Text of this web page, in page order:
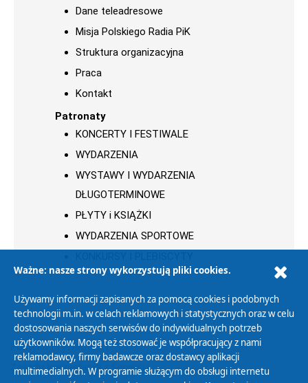
Dane teleadresowe
Misja Polskiego Radia PiK
Struktura organizacyjna
Praca
Kontakt
Patronaty
KONCERTY I FESTIWALE
WYDARZENIA
WYSTAWY I WYDARZENIA
DŁUGOTERMINOWE
PŁYTY i KSIĄŻKI
WYDARZENIA SPORTOWE
Polityka Prywatności
Zasady korzystania z Serwisu
Ważne: nasze strony wykorzystują pliki cookies.
Używamy informacji zapisanych za pomocą cookies i podobnych
technologii m.in. w celach reklamowych i statystycznych oraz w celu
dostosowania naszych serwisów do indywidualnych potrzeb
użytkowników. Mogą też stosować je współpracujący z nami
reklamodawcy, firmy badawcze oraz dostawcy aplikacji
multimedialnych. W programie służącym do obsługi internetu